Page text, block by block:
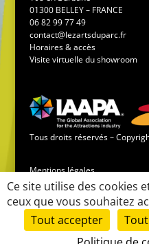
01300 BELLEY – FRANCE
06 82 99 77 49
contact@lezartsduparc.fr
Horaires & accès
Visite virtuelle du showroom
Tous droits réservés –
Mentions légales
Conditions générales de vente
Mise en place du site : LK-
Ce site utilise des cookies
ceux que vous souhaitez
Tout accepter